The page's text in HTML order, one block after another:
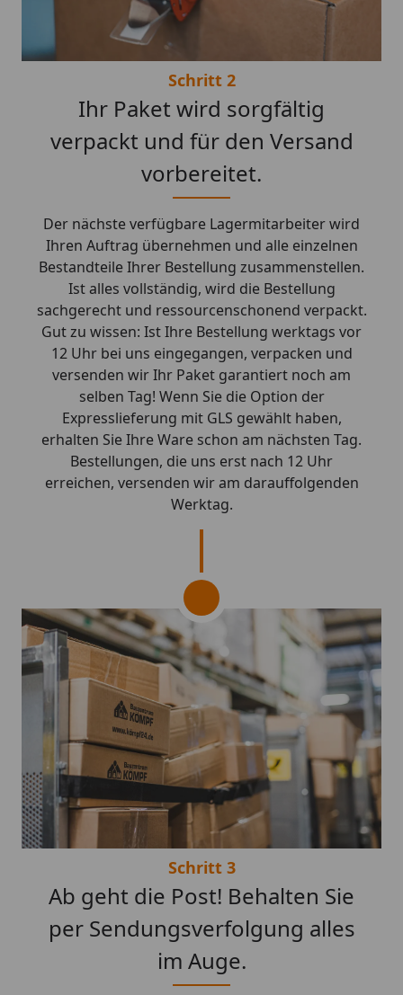
Schritt 2
Ihr Paket wird sorgfältig
verpackt und für den Versand
vorbereitet.
Der nächste verfügbare Lagermitarbeiter wird
Ihren Auftrag übernehmen und alle einzelnen
Bestandteile Ihrer Bestellung zusammenstellen.
Ist alles vollständig, wird die Bestellung
sachgerecht und ressourcenschonend verpackt.
Gut zu wissen: Ist Ihre Bestellung werktags vor
12 Uhr bei uns eingegangen, verpacken und
versenden wir Ihr Paket garantiert noch am
selben Tag! Wenn Sie die Option der
Expresslieferung mit GLS gewählt haben,
erhalten Sie Ihre Ware schon am nächsten Tag.
Bestellungen, die uns erst nach 12 Uhr
erreichen, versenden wir am darauffolgenden
Werktag.
Schritt 3
Ab geht die Post! Behalten Sie
per Sendungsverfolgung alles
im Auge.